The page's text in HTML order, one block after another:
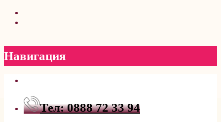
Навигация
Тел: 0888 72 33 94